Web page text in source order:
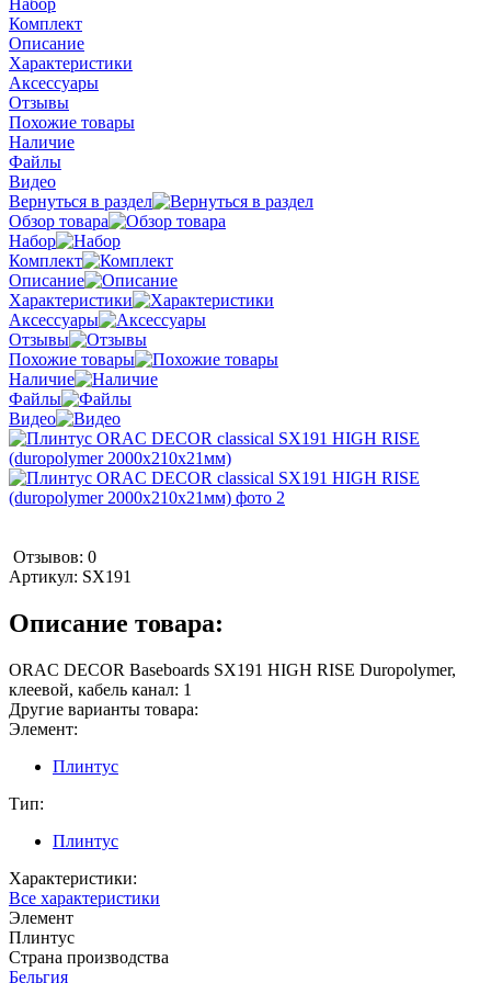
Комплект
Описание
Характеристики
Аксессуары
Отзывы
Похожие товары
Наличие
Файлы
Видео
Вернуться в раздел
Обзор товара
Набор
Комплект
Описание
Характеристики
Аксессуары
Отзывы
Похожие товары
Наличие
Файлы
Видео
Отзывов: 0
Артикул: SX191
Описание товара:
ORAC DECOR Baseboards SX191 HIGH RISE Duropolymer,
клеевой, кабель канал: 1
Другие варианты товара:
Элемент:
Плинтус
Тип:
Плинтус
Характеристики:
Все характеристики
Элемент
Плинтус
Страна производства
Бельгия